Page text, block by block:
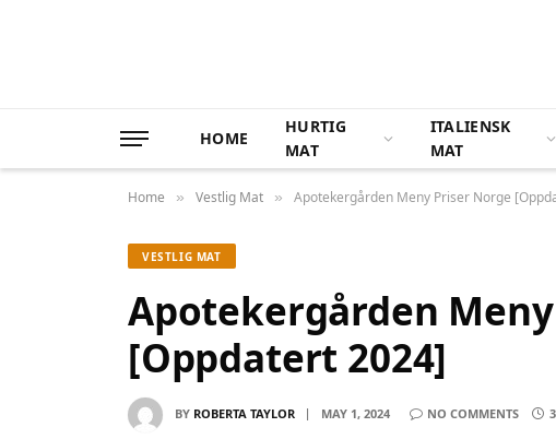
HOME
HURTIG
MAT
ITALIENSK
MAT
Home » Vestlig Mat » Apotekergården Meny Priser Norge
VESTLIG MAT
Apotekergården
[Oppdatert 2024]
BY ROBERTA TAYLOR MAY 1, 2024 NO COMMENTS